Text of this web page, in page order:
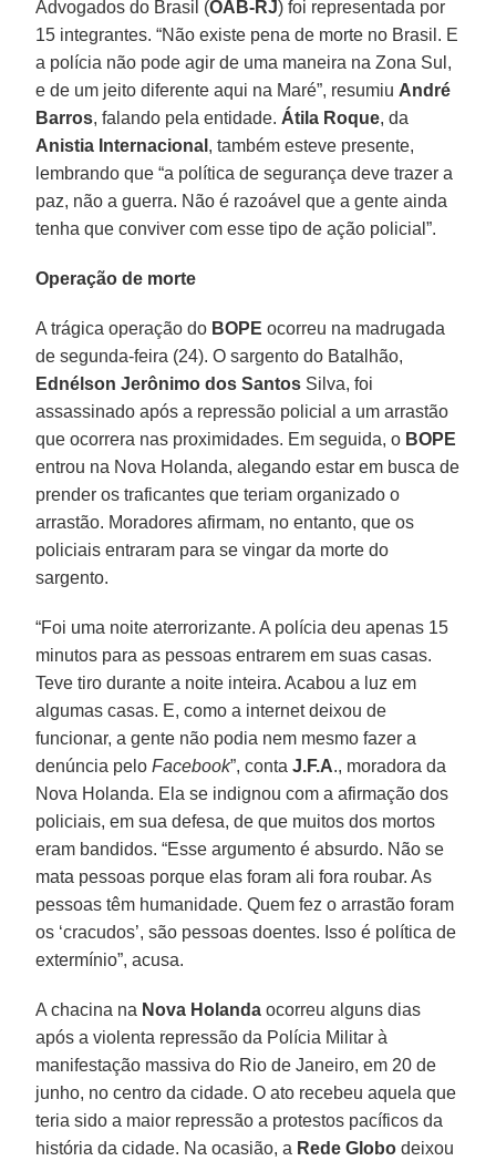
Advogados do Brasil (OAB-RJ) foi representada por
15 integrantes. “Não existe pena de morte no Brasil. E
a polícia não pode agir de uma maneira na Zona Sul,
e de um jeito diferente aqui na Maré”, resumiu André
Barros, falando pela entidade. Átila Roque, da
Anistia Internacional , também esteve presente,
lembrando que “a política de segurança deve trazer a
paz, não a guerra. Não é razoável que a gente ainda
tenha que conviver com esse tipo de ação policial”.
Operação de morte
A trágica operação do BOPE ocorreu na madrugada
de segunda-feira (24). O sargento do Batalhão,
Ednélson Jerônimo dos Santos Silva, foi
assassinado após a repressão policial a um arrastão
que ocorrera nas proximidades. Em seguida, o BOPE
entrou na Nova Holanda, alegando estar em busca de
prender os traficantes que teriam organizado o
arrastão. Moradores afirmam, no entanto, que os
policiais entraram para se vingar da morte do
sargento.
“Foi uma noite aterrorizante. A polícia deu apenas 15
minutos para as pessoas entrarem em suas casas.
Teve tiro durante a noite inteira. Acabou a luz em
algumas casas. E, como a internet deixou de
funcionar, a gente não podia nem mesmo fazer a
denúncia peloFacebook”, contaJ.F.A., moradora da
Nova Holanda. Ela se indignou com a afirmação dos
policiais, em sua defesa, de que muitos dos mortos
eram bandidos. “Esse argumento é absurdo. Não se
mata pessoas porque elas foram ali fora roubar. As
pessoas têm humanidade. Quem fez o arrastão foram
os ‘cracudos’, são pessoas doentes. Isso é política de
extermínio”, acusa.
A chacina na Nova Holanda ocorreu alguns dias
após a violenta repressão da Polícia Militar à
manifestação massiva do Rio de Janeiro, em 20 de
junho, no centro da cidade. O ato recebeu aquela que
teria sido a maior repressão a protestos pacíficos da
história da cidade. Na ocasião, a Rede Globo deixou